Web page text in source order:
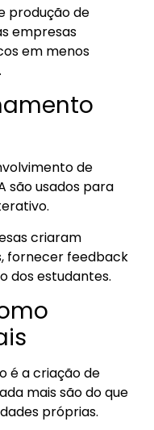
produção de
empresas
em menos
de
são usados para
criaram
fornecer feedback
dos estudantes.
é a criação de
mais são do que
próprias.